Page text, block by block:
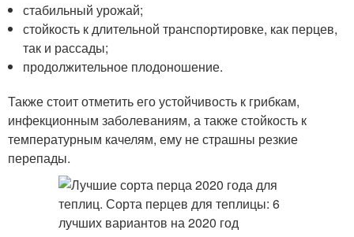
стабильный урожай;
стойкость к длительной транспортировке, как перцев,
так и рассады;
продолжительное плодоношение.
Также стоит отметить его устойчивость к грибкам,
инфекционным заболеваниям, а также стойкость к
температурным качелям, ему не страшны резкие
перепады.